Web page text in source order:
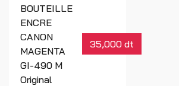
BOUTEILLE
ENCRE
CANON
MAGENTA
GI-490 M
Original
35,000 dt